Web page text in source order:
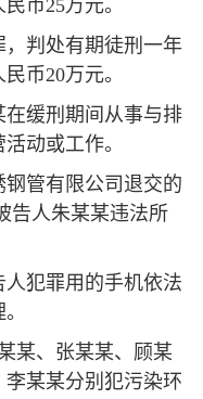
币25万元。
判处有期徒刑一年
币20万元。
缓刑期间从事与排
动或工作。
管有限公司退交的
告人朱某某违法所
犯罪用的手机依法
某、张某某、顾某
某某分别犯污染环